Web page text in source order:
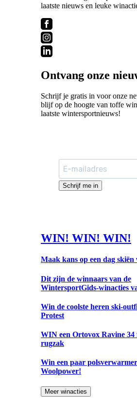
laatste nieuws en leuke
Ontvang onze
Schrijf je gratis in voor onze
blijf op de hoogte van toffe
laatste wintersportnieuws!
Schrijf me in
WIN! WIN! WIN!
Maak kans op een dag
Dit zijn de winnaars van de
WintersportGids-winacties
Win de coolste heren ski-
Protest
WIN een Ortovox Ravine 34
rugzak
Win een paar
Woolpower!
Meer winacties